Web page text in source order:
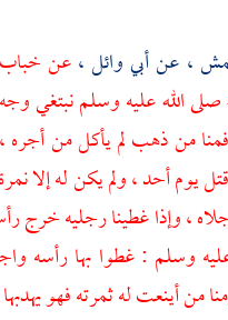
، عنأبي وائل ،عن
الله عليه وسلم نبتغي
فمنا من ذهب لم يأكل من أجره
قتل يومأحد ،ولم يكن له إلا
، وإذا غطينا رجليه خرج
وسلم : غطوا بها رأسه
من أينعت له ثمرته فهو